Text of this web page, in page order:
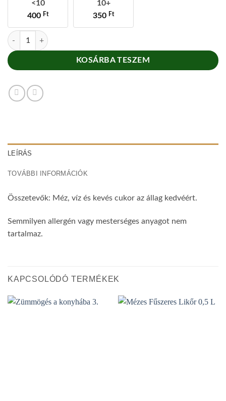
<10
400 Ft
10+
350 Ft
Mézes nyalóka mennyiség
KOSÁRBA TESZEM
LEÍRÁS
TOVÁBBI INFORMÁCIÓK
Összetevők: Méz, víz és kevés cukor az állag kedvéért.
Semmilyen allergén vagy mesterséges anyagot nem
tartalmaz.
KAPCSOLÓDÓ TERMÉKEK